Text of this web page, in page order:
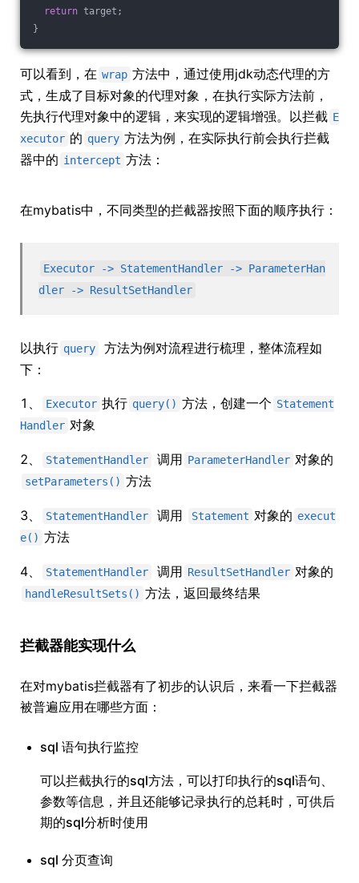
return target;
}
可以看到，在 wrap 方法中，通过使用jdk动态代理的方
式，生成了目标对象的代理对象，在执行实际方法前，
先执行代理对象中的逻辑，来实现的逻辑增强。以拦截 E
xecutor 的 query 方法为例，在实际执行前会执行拦截
器中的 intercept 方法：
在mybatis中，不同类型的拦截器按照下面的顺序执行：
Executor -> StatementHandler -> ParameterHan
dler -> ResultSetHandler
以执行 query
方法为例对流程进行梳理，整体流程如
下：
1、 Executor 执行 query() 方法，创建一个 Statement
Handler 对象
2、 StatementHandler 调用 ParameterHandler 对象的
setParameters() 方法
3、 StatementHandler 调用 Statement 对象的 execut
e() 方法
4、 StatementHandler 调用 ResultSetHandler 对象的
handleResultSets() 方法，返回最终结果
拦截器能实现什么
在对mybatis拦截器有了初步的认识后，来看一下拦截器
被普遍应用在哪些方面：
sql 语句执行监控
可以拦截执行的sql方法，可以打印执行的sql语句、
参数等信息，并且还能够记录执行的总耗时，可供后
期的sql分析时使用
sql 分页查询